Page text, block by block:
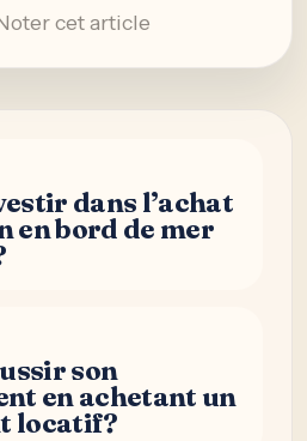
cet article
dans l’achat
en bord de mer
son
en achetant un
locatif?